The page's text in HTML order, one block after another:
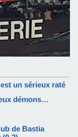
un sérieux raté
démons…
de Bastia